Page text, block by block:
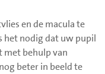
en de macula te
het nodig dat uw pupil
behulp van
beter in beeld te